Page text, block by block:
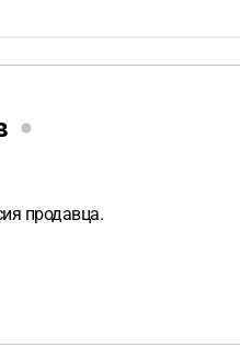
продавца.